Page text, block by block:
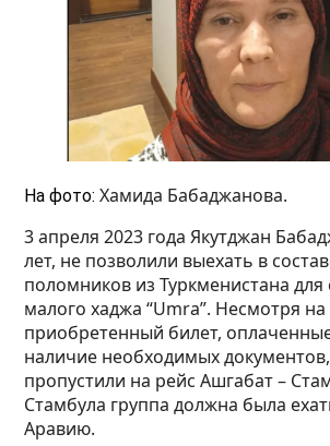
На фото:Хамида Бабаджанова.
3 апреля 2023 года Якутджан
лет, не позволили выехать в
поломников из Туркменистана
малого хаджа “Umra”. Несмотря на
приобретенный билет,
наличие необходимых
пропустили на рейс Ашгабат –
Стамбула группа должна была
Аравию.